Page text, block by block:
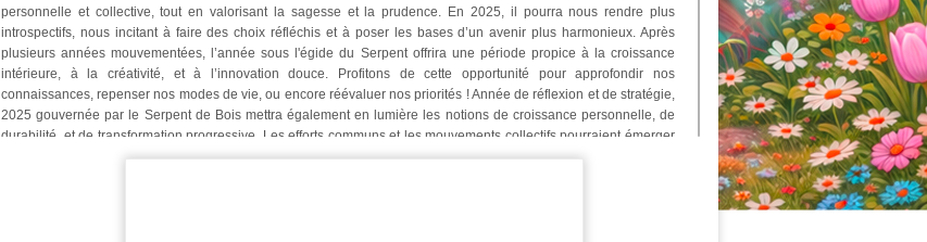
personnelle et collective, tout en valorisant la sagesse et la prudence. En 2025, il pourra nous rendre plus
introspectifs, nous incitant à faire des choix réfléchis et à poser les bases d’un avenir plus harmonieux. Après
plusieurs années mouvementées, l’année sous l'égide du Serpent offrira une période propice à la croissance
intérieure, à la créativité, et à l’innovation douce. Profitons de cette opportunité pour approfondir nos
connaissances, repenser nos modes de vie, ou encore réévaluer nos priorités ! Année de réflexion et de stratégie,
2025 gouvernée par le Serpent de Bois mettra également en lumière les notions de croissance personnelle, de
durabilité, et de transformation progressive. Les efforts communs et les mouvements collectifs pourraient émerger
avec des impacts significatifs au niveau écologique, social, ou spirituel ! Le Serpent, associé à l’élément Bois,